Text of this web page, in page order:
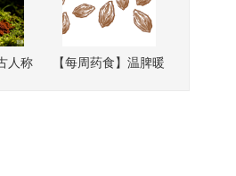
人称
【每周药食】温脾暖